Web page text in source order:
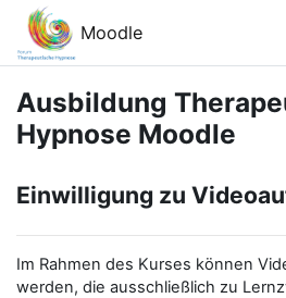
Zum Hauptinhalt
Moodle
Ausbildung
Hypnose Moodle
Einwilligung zu
Im Rahmen des Kurses können
werden, die ausschließlich zu